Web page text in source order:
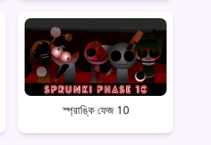
স্প্রাঙ্কি ফেজ 10